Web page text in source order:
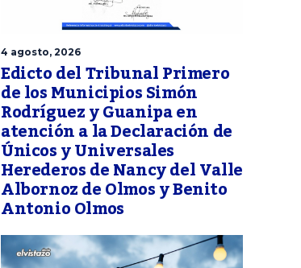
4 agosto, 2026
Edicto del Tribunal Primero
de los Municipios Simón
Rodríguez y Guanipa en
atención a la Declaración de
Únicos y Universales
Herederos de Nancy del Valle
Albornoz de Olmos y Benito
Antonio Olmos